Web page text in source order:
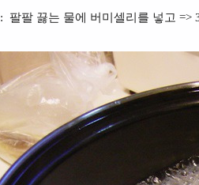
: 팔팔 끓는 물에 버미셀리를 넣고 =>